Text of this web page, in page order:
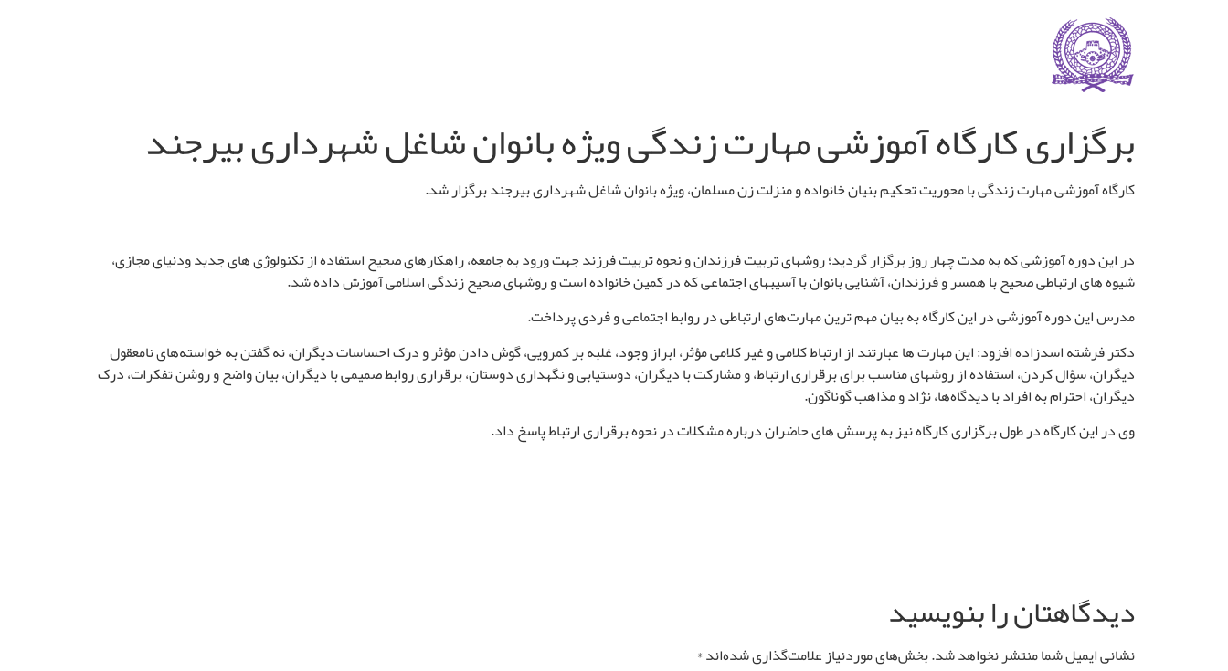
برگزاری کارگاه آموزشی مهارت زندگی ویژه بانوان شاغل شهرداری بیرجند
کارگاه آموزشی مهارت زندگی با محوریت تحکیم بنیان خانواده و منزلت زن مسلمان، ویژه بانوان شاغل شهرداری بیرجند برگزار شد.
در این دوره آموزشی که به مدت چهار روز برگزار گردید؛ روشهای تربیت فرزندان و نحوه تربیت فرزند جهت ورود به جامعه، راهکارهای صحیح استفاده از تکنولوژی های جدید ودنیای مجازی،
شیوه های ارتباطی صحیح با همسر و فرزندان، آشنایی بانوان با آسیبهای اجتماعی که در کمین خانواده است و روشهای صحیح زندگی اسلامی آموزش داده شد.
مدرس این دوره آموزشی در این کارگاه به بیان مهم ترین مهارت‌های ارتباطی در روابط اجتماعی و فردی پرداخت.
دکتر فرشته اسدزاده افزود: این مهارت ها عبارتند از ارتباط کلامی و غیر کلامی مؤثر، ابراز وجود، غلبه بر کمرویی، گوش دادن مؤثر و درک احساسات دیگران، نه گفتن به خواسته‌های نامعقول
دیگران، سؤال کردن، استفاده از روشهای مناسب برای برقراری ارتباط، و مشارکت با دیگران، دوستیابی و نگهداری دوستان، برقراری روابط صمیمی با دیگران، بیان واضح و روشن تفکرات، درک
دیگران، احترام به افراد با دیدگاه‌ها، نژاد و مذاهب گوناگون.
وی در این کارگاه در طول برگزاری کارگاه نیز به پرسش های حاضران درباره مشکلات در نحوه برقراری ارتباط پاسخ داد.
دیدگاهتان را بنویسید
نشانی ایمیل شما منتشر نخواهد شد.بخش‌های موردنیاز علامت‌گذاری شده‌اند*